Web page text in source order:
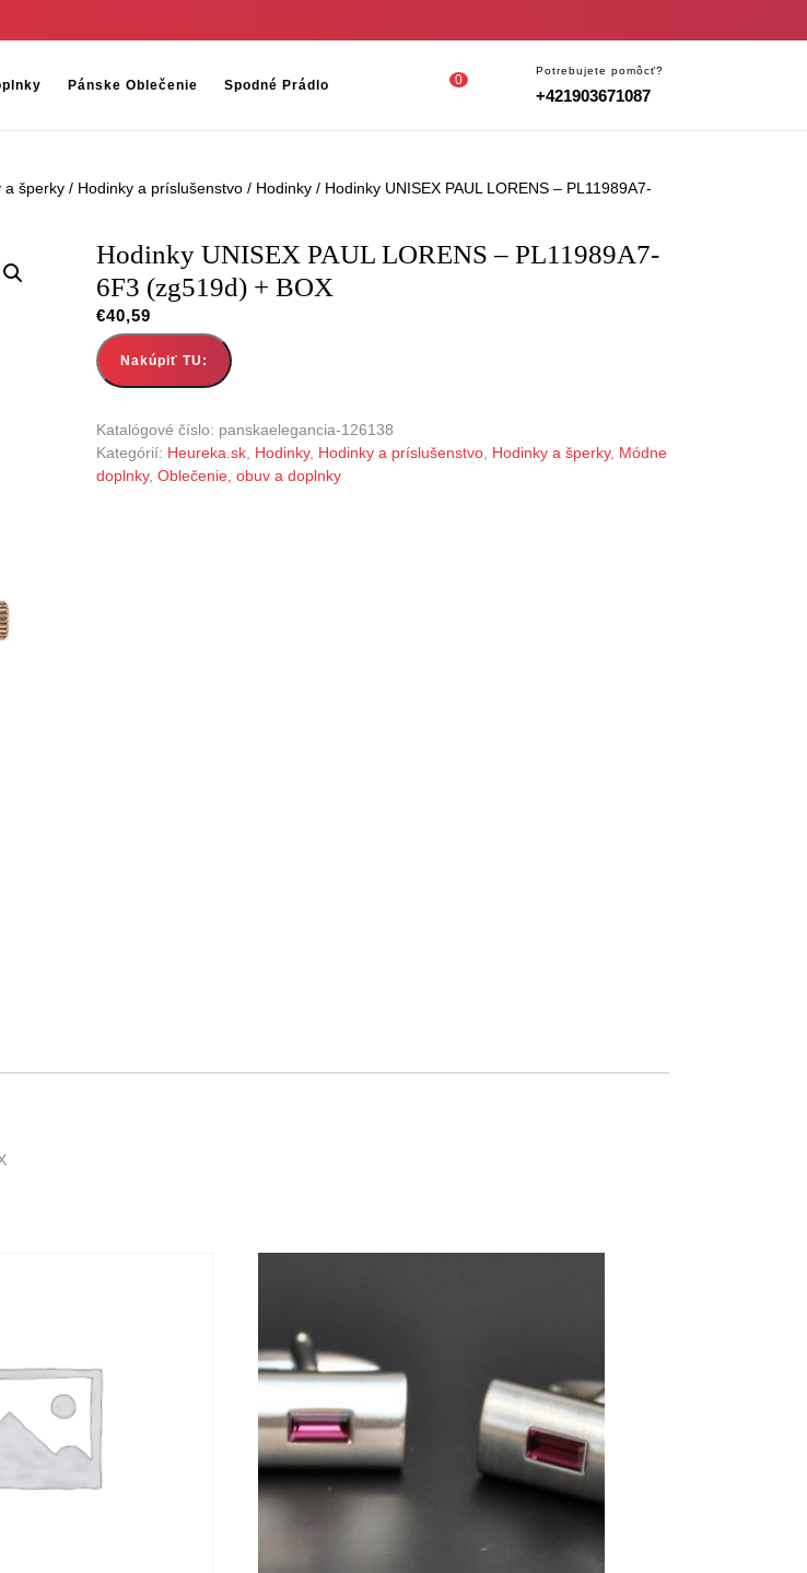
Pánske Oblečenie Spodné Prádlo
Loginshopping
0
Potrebujete pomôcť?
+421903671087
a šperky / Hodinky a príslušenstvo / Hodinky / Hodinky UNISEX PAUL LORENS – PL11989A7-
Hodinky UNISEX PAUL LORENS – PL11989A7-
6F3 (zg519d) + BOX
€40,59
Nakúpiť TU:
Katalógové číslo: panskaelegancia-126138
Kategórií: Heureka.sk, Hodinky, Hodinky a príslušenstvo, Hodinky a šperky, Módne
doplnky, Oblečenie, obuv a doplnky